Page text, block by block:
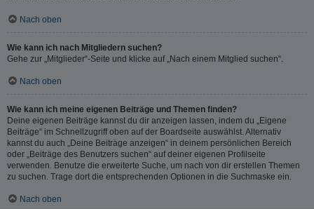
Nach oben
Wie kann ich nach Mitgliedern suchen?
Gehe zur „Mitglieder“-Seite und klicke auf „Nach einem Mitglied suchen“.
Nach oben
Wie kann ich meine eigenen Beiträge und Themen finden?
Deine eigenen Beiträge kannst du dir anzeigen lassen, indem du „Eigene
Beiträge“ im Schnellzugriff oben auf der Boardseite auswählst. Alternativ
kannst du auch „Deine Beiträge anzeigen“ in deinem persönlichen Bereich
oder „Beiträge des Benutzers suchen“ auf deiner eigenen Profilseite
verwenden. Benutze die erweiterte Suche, um nach von dir erstellen Themen
zu suchen. Trage dort die entsprechenden Optionen in die Suchmaske ein.
Nach oben